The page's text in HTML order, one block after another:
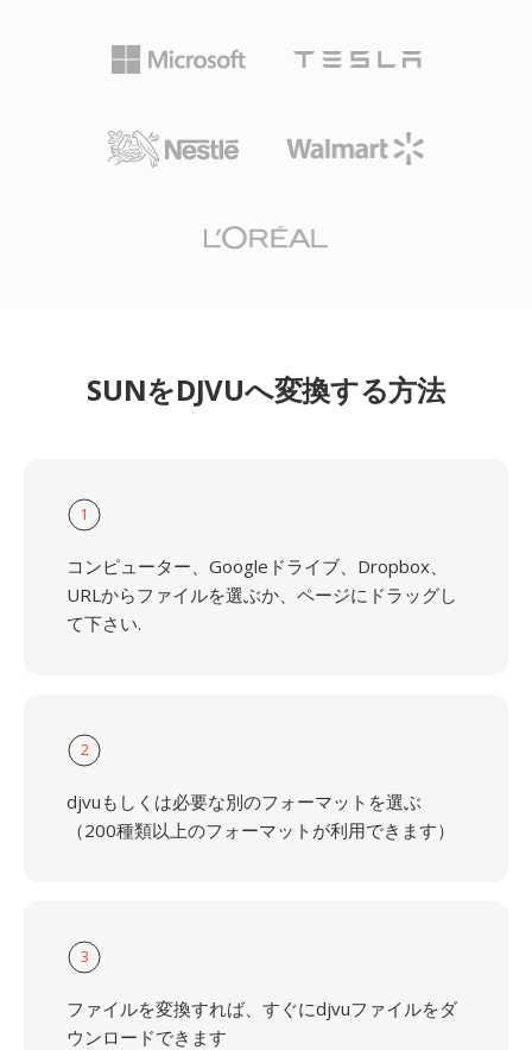
SUNをDJVUへ変換する方法
1
コンピューター、Googleドライブ、Dropbox、
URLからファイルを選ぶか、ページにドラッグし
て下さい.
2
djvuもしくは必要な別のフォーマットを選ぶ
（200種類以上のフォーマットが利用できます）
3
ファイルを変換すれば、すぐにdjvuファイルをダ
ウンロードできます